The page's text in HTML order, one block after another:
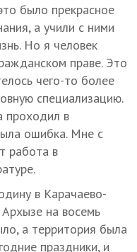
было прекрасное
а учили с ними
Но я человек
праве. Это
чего-то более
специализацию.
проходил в
ошибка. Мне с
работа в
в Карачаево-
на восемь
а территория была
праздники, и